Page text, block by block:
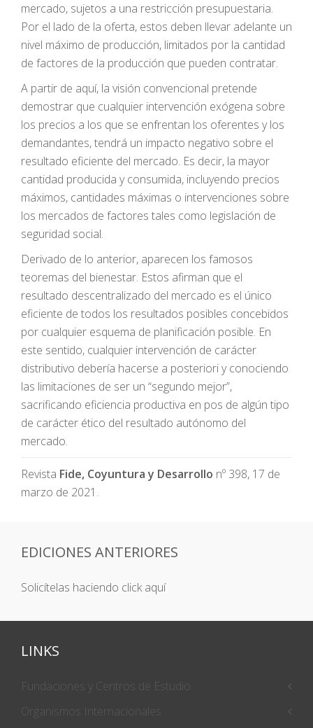
mercado, sujetos a una restricción presupuestaria.
Por el lado de la oferta, estos deben llevar adelante un
nivel máximo de producción, limitados por la cantidad
de factores de la producción que pueden contratar.
A partir de aquí, la visión convencional pretende
demostrar que cualquier intervención exógena sobre
los precios a los que se enfrentan los oferentes y los
demandantes, tendrá un impacto negativo sobre el
resultado eficiente del mercado. Es decir, la mayor
cantidad producida y consumida, incluyendo precios
máximos, cantidades máximas o intervenciones sobre
los mercados de factores tales como legislación de
seguridad social.
Derivado de lo anterior, aparecen los famosos
teoremas del bienestar. Estos afirman que el
resultado descentralizado del mercado es el único
eficiente de todos los resultados posibles concebidos
por cualquier esquema de planificación posible. En
este sentido, cualquier intervención de carácter
distributivo debería hacerse a posteriori y conociendo
las limitaciones de ser un “segundo mejor”,
sacrificando eficiencia productiva en pos de algún tipo
de carácter ético del resultado autónomo del
mercado.
Revista Fide, Coyuntura y Desarrollo nº 398, 17 de
marzo de 2021.
EDICIONES ANTERIORES
Solicítelas haciendo click aquí
LINKS
Fundaciones y Centros de Estudio
Organismos Internacionales